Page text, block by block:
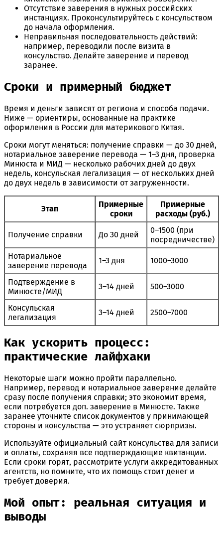
Отсутствие заверения в нужных российских
инстанциях. Проконсультируйтесь с консульством
до начала оформления.
Неправильная последовательность действий:
например, переводили после визита в
консульство. Делайте заверение и перевод
заранее.
Сроки и примерный бюджет
Время и деньги зависят от региона и способа подачи.
Ниже — ориентиры, основанные на практике
оформления в России для материкового Китая.
Сроки могут меняться: получение справки — до 30 дней,
нотариальное заверение перевода — 1–3 дня, проверка
Минюста и МИД — несколько рабочих дней до двух
недель, консульская легализация — от нескольких дней
до двух недель в зависимости от загруженности.
Этап
Примерные
сроки
Примерные
расходы (руб.)
Получение справки До 30 дней
0–1500 (при
посредничестве)
Нотариальное
заверение перевода
1–3 дня 1000–3000
Подтверждение в
Минюсте/МИД
3–14 дней 500–3000
Консульская
легализация
3–14 дней 2500–7000
Как ускорить процесс:
практические лайфхаки
Некоторые шаги можно пройти параллельно.
Например, перевод и нотариальное заверение делайте
сразу после получения справки; это экономит время,
если потребуется доп. заверение в Минюсте. Также
заранее уточните список документов у принимающей
стороны и консульства — это устраняет сюрпризы.
Используйте официальный сайт консульства для записи
и оплаты, сохраняя все подтверждающие квитанции.
Если сроки горят, рассмотрите услуги аккредитованных
агентств, но помните, что их помощь стоит денег и
требует доверия.
Мой опыт: реальная ситуация и
выводы